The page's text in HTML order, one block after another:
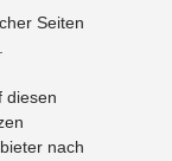
Seiten
diesen
nach